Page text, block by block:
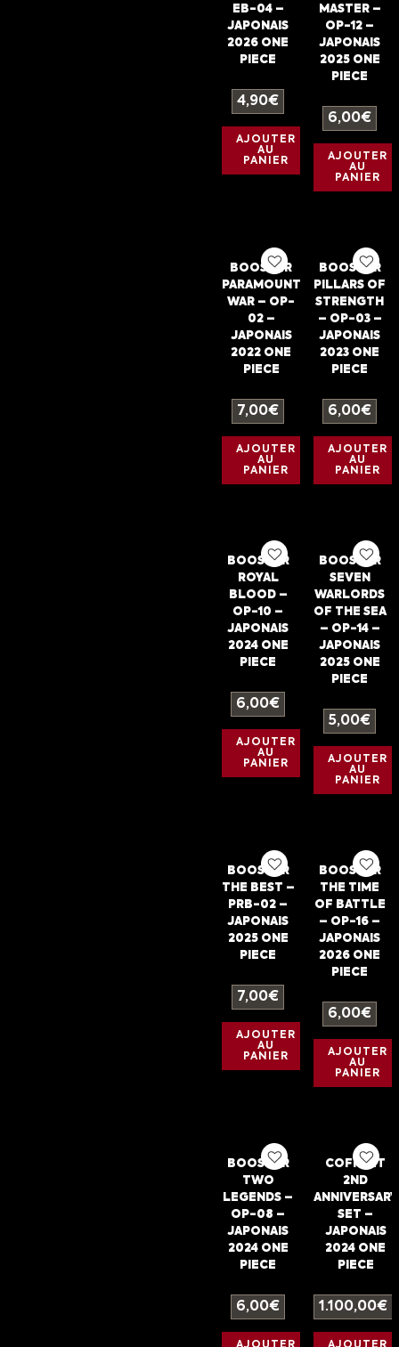
EB-04 –
JAPONAIS
2026 ONE
PIECE
4,90€
AJOUTER
AU
PANIER
MASTER –
OP-12 –
JAPONAIS
2025 ONE
PIECE
6,00€
AJOUTER
AU
PANIER
BOOSTER
PARAMOUNT
WAR – OP-
02 –
JAPONAIS
2022 ONE
PIECE
7,00€
AJOUTER
AU
PANIER
BOOSTER
PILLARS OF
STRENGTH
– OP-03 –
JAPONAIS
2023 ONE
PIECE
6,00€
AJOUTER
AU
PANIER
BOOSTER
ROYAL
BLOOD –
OP-10 –
JAPONAIS
2024 ONE
PIECE
6,00€
AJOUTER
AU
PANIER
BOOSTER
SEVEN
WARLORDS
OF THE SEA
– OP-14 –
JAPONAIS
2025 ONE
PIECE
5,00€
AJOUTER
AU
PANIER
BOOSTER
THE BEST –
PRB-02 –
JAPONAIS
2025 ONE
PIECE
7,00€
AJOUTER
AU
PANIER
BOOSTER
THE TIME
OF BATTLE
– OP-16 –
JAPONAIS
2026 ONE
PIECE
6,00€
AJOUTER
AU
PANIER
BOOSTER
TWO
LEGENDS –
OP-08 –
JAPONAIS
2024 ONE
PIECE
6,00€
COFFRET
2ND
ANNIVERSARY
SET –
JAPONAIS
2024 ONE
PIECE
1.100,00€